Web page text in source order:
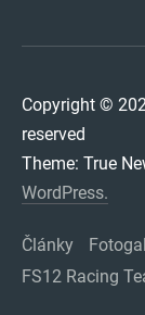
Copyright ©
reserved
Theme: True
WordPress.
Články
FS12 Racing